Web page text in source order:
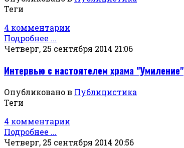
Теги
4 комментарии
Подробнее ...
Четверг, 25 сентября 2014 21:06
Интервью с настоятелем храма "Умиление"
Опубликовано в Публицистика
Теги
4 комментарии
Подробнее ...
Четверг, 25 сентября 2014 20:56